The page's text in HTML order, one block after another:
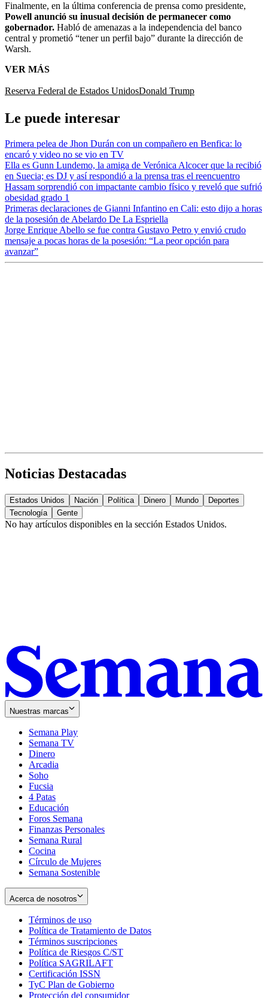
Finalmente, en la última conferencia de prensa como presidente,
Powell anunció su inusual decisión de permanecer como
gobernador. Habló de amenazas a la independencia del banco
central y prometió “tener un perfil bajo” durante la dirección de
Warsh.
VER MÁS
Reserva Federal de Estados UnidosDonald Trump
Le puede interesar
Primera pelea de Jhon Durán con un compañero en Benfica: lo
encaró y video no se vio en TV
Ella es Gunn Lundemo, la amiga de Verónica Alcocer que la recibió
en Suecia; es DJ y así respondió a la prensa tras el reencuentro
Hassam sorprendió con impactante cambio físico y reveló que sufrió
obesidad grado 1
Primeras declaraciones de Gianni Infantino en Cali: esto dijo a horas
de la posesión de Abelardo De La Espriella
Jorge Enrique Abello se fue contra Gustavo Petro y envió crudo
mensaje a pocas horas de la posesión: “La peor opción para
avanzar”
Noticias Destacadas
Estados Unidos Nación Política Dinero Mundo
Deportes
Tecnología
Gente
No hay artículos disponibles en la sección Estados Unidos.
Nuestras marcas
Semana Play
Semana TV
Dinero
Arcadia
Soho
in
new
window
Fucsia
in
new
window
4 Patas
Educación
Foros Semana
Finanzas Personales
Semana Rural
Cocina
Círculo de Mujeres
Semana Sostenible
Acerca de nosotros
Términos de uso
in
new
window
Política de Tratamiento de Datos
Términos suscripciones
in
Política de Riesgos C/ST
Política SAGRILAFT
new
window
Certificación ISSN
in
new
TyC Plan de Gobierno
in
Protección del consumidorOpens